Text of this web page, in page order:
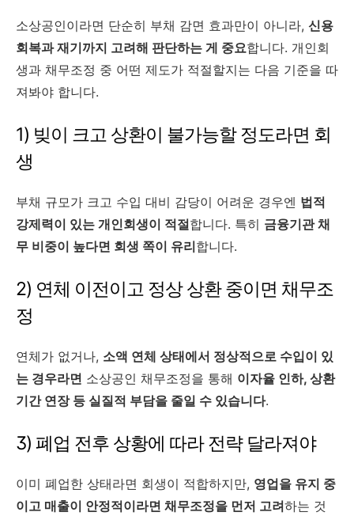
소상공인이라면 단순히 부채 감면 효과만이 아니라, 신용
회복과 재기까지 고려해 판단하는 게 중요합니다. 개인회
생과 채무조정 중 어떤 제도가 적절할지는 다음 기준을 따
져봐야 합니다.
1) 빚이 크고 상환이 불가능할 정도라면 회
생
부채 규모가 크고 수입 대비 감당이 어려운 경우엔 법적
강제력이 있는 개인회생이 적절합니다. 특히 금융기관 채
무 비중이 높다면 회생 쪽이 유리합니다.
2) 연체 이전이고 정상 상환 중이면 채무조
정
연체가 없거나, 소액 연체 상태에서 정상적으로 수입이 있
는 경우라면 소상공인 채무조정을 통해 이자율 인하, 상환
기간 연장 등 실질적 부담을 줄일 수 있습니다.
3) 폐업 전후 상황에 따라 전략 달라져야
이미 폐업한 상태라면 회생이 적합하지만, 영업을 유지 중
이고 매출이 안정적이라면 채무조정을 먼저 고려하는 것